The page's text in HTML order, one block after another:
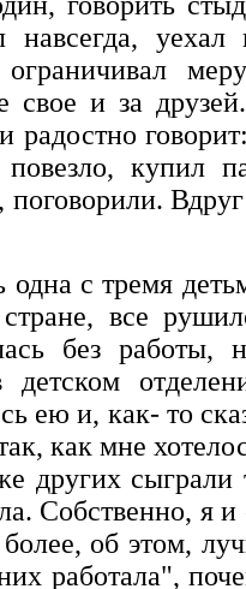
уехал
свое и за
радостно
купил
одна с тремя
все
без работы,
детском
ею и, как- то
как мне
других
Собственно, я
об этом,
работала",